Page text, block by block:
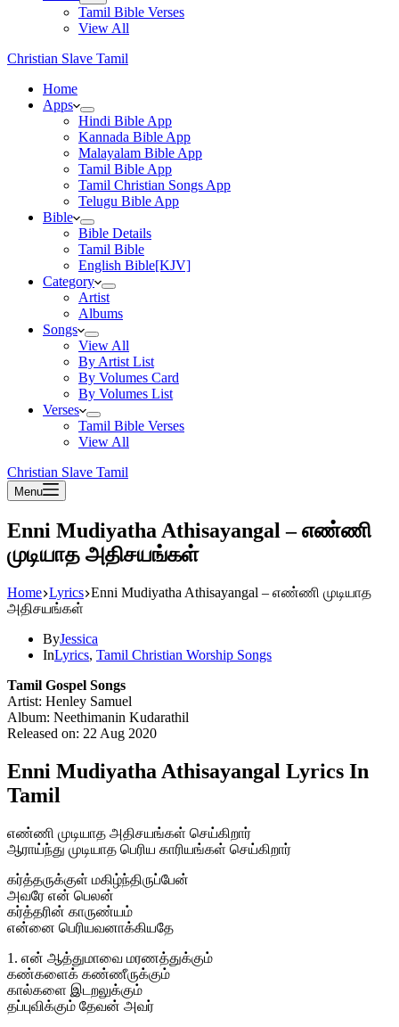
Tamil Bible Verses
View All
Christian Slave Tamil
Home
Apps
Hindi Bible App
Kannada Bible App
Malayalam Bible App
Tamil Bible App
Tamil Christian Songs App
Telugu Bible App
Bible
Bible Details
Tamil Bible
English Bible[KJV]
Category
Artist
Albums
Songs
View All
By Artist List
By Volumes Card
By Volumes List
Verses
Tamil Bible Verses
View All
Christian Slave Tamil
Menu
Enni Mudiyatha Athisayangal – எண்ணி
முடியாத அதிசயங்கள்
Home Lyrics Enni Mudiyatha Athisayangal – எண்ணி முடியாத
அதிசயங்கள்
ByJessica
InLyrics, Tamil Christian Worship Songs
Tamil Gospel Songs
Artist: Henley Samuel
Album: Neethimanin Kudarathil
Released on: 22 Aug 2020
Enni Mudiyatha Athisayangal Lyrics In
Tamil
எண்ணி முடியாத அதிசயங்கள் செய்கிறார்
ஆராய்ந்து முடியாத பெரிய காரியங்கள் செய்கிறார்
கர்த்தருக்குள் மகிழ்ந்திருப்பேன்
அவரே என் பெலன்
கர்த்தரின் காருண்யம்
என்னை பெரியவனாக்கியதே
1. என் ஆத்துமாவை மரணத்துக்கும்
கண்களைக் கண்ணீருக்கும்
கால்களை இடறலுக்கும்
தப்புவிக்கும் தேவன் அவர்